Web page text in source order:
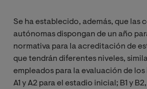
Se ha establecido, además, que las
autónomas dispongan de un año
normativa para la acreditación de
que tendrán diferentes niveles,
empleados para la evaluación de los
A1 y A2 para el estadio inicial; B1 y